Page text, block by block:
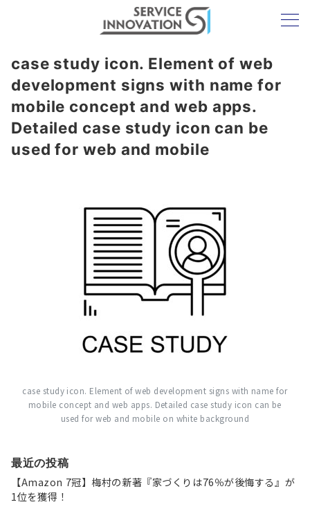
case study icon. Element of web
development signs with name for
mobile concept and web apps.
Detailed case study icon can be
used for web and mobile
case study icon. Element of web development signs with name for
mobile concept and web apps. Detailed case study icon can be
used for web and mobile on white background
最近の投稿
【Amazon 7冠】梅村の新著『家づくりは76％が後悔する』が
1位を獲得！